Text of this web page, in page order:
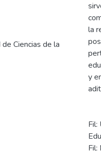
Ciencias de la
la
y
Fil:
Fil: